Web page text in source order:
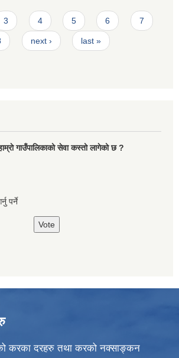
3 4 5 6 7
next › last »
गाउँपालिकाको सेवा कस्तो लागेको छ ?
पर्ने
करका दरहरु तथा करको नक्साङ्कन